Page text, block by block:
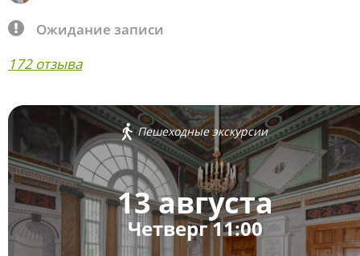
Ожидание записи
172 отзыва
Пешеходные экскурсии
13 августа
Четверг 11:00